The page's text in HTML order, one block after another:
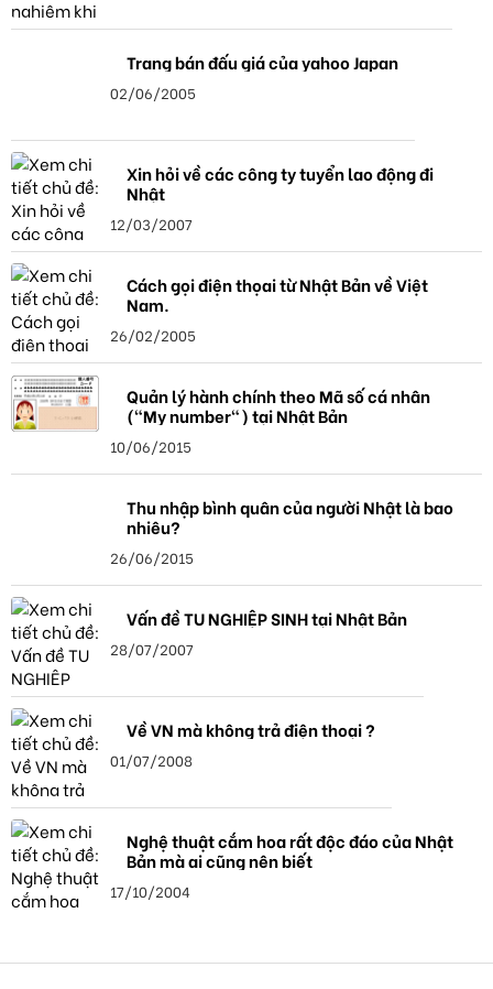
Trang bán đấu giá của yahoo Japan
02/06/2005
Xin hỏi về các công ty tuyển lao động đi
Nhật
12/03/2007
Cách gọi điện thọai từ Nhật Bản về Việt
Nam.
26/02/2005
Quản lý hành chính theo Mã số cá nhân
("My number") tại Nhật Bản
10/06/2015
Thu nhập bình quân của người Nhật là bao
nhiêu?
26/06/2015
Vấn đề TU NGHIỆP SINH tại Nhật Bản
28/07/2007
Về VN mà không trả điện thoại ?
01/07/2008
Nghệ thuật cắm hoa rất độc đáo của Nhật
Bản mà ai cũng nên biết
17/10/2004